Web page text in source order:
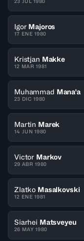
Igor Majoros
17 ENE 1980
Kristjan Makke
12 MAR 1981
Muhammad Mana'a
23 DIC 1980
Martin Marek
14 JUN 1980
Victor Markov
29 ABR 1980
Zlatko Masalkovski
12 ENE 1981
Siarhei Matsveyeu
26 MAY 1980